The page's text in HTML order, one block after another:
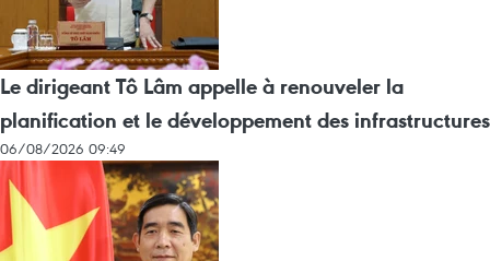
Le dirigeant Tô Lâm appelle à renouveler la
planification et le développement des infrastructures
06/08/2026 09:49